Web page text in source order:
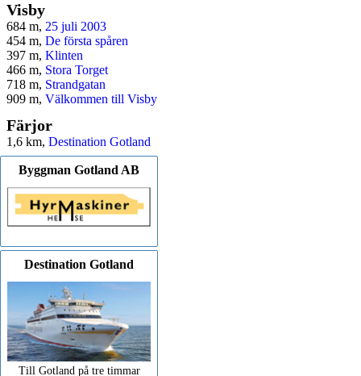
Visby
684 m, 25 juli 2003
454 m, De första spåren
397 m, Klinten
466 m, Stora Torget
718 m, Strandgatan
909 m, Välkommen till Visby
Färjor
1,6 km, Destination Gotland
Byggman Gotland AB
Destination Gotland
Till Gotland på tre timmar